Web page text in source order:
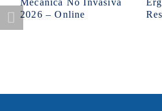
Mecánica No Invasiva
2026 – Online